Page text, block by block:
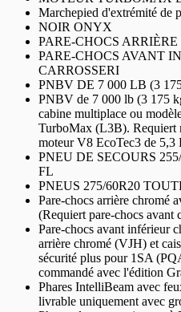
Marchepied d'extrémité de
NOIR ONYX
PARE-CHOCS
PARE-CHOCS AVANT
CARROSSERI
PNBV DE 7 000 LB (3
PNBV de 7 000 lb (3 175
cabine multiplace ou
TurboMax (L3B). Requiert
moteur V8 EcoTec3 de 5,3
PNEU DE SECOURS
FL
PNEUS 275/60R20
Pare-chocs arrière chromé
(Requiert pare-chocs avant
Pare-chocs avant inférieur
arrière chromé (VJH) et
sécurité plus pour 1SA
commandé avec l'édition
Phares IntelliBeam avec
livrable uniquement avec